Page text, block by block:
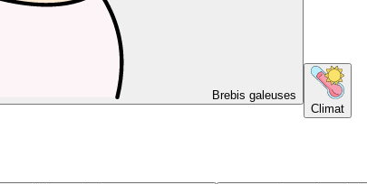
Brebis galeuses
Climat